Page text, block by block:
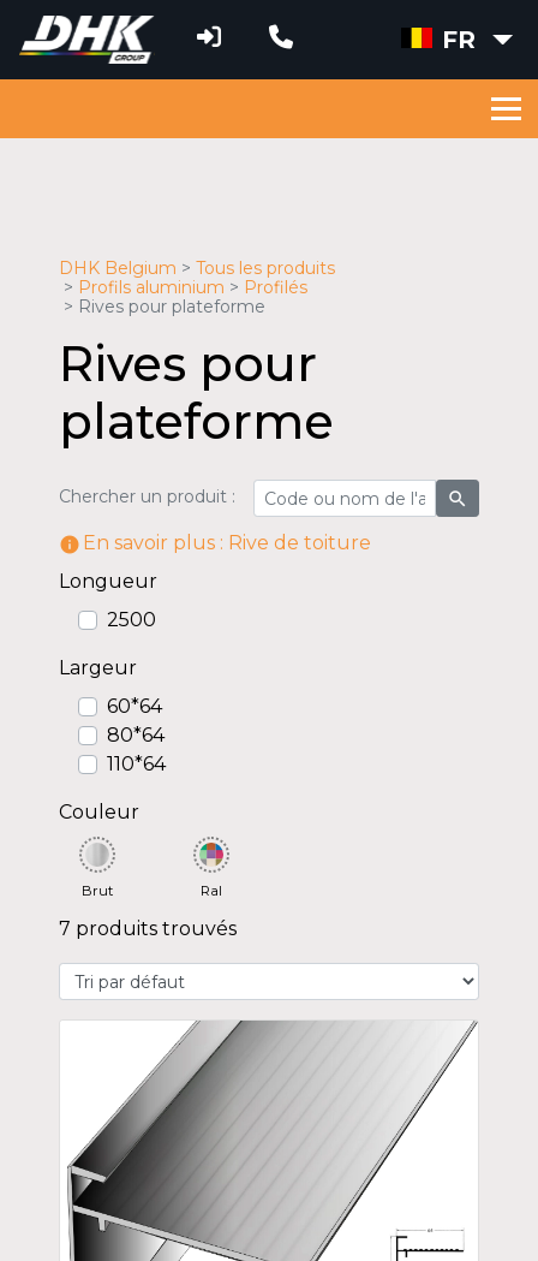
FR
DHK Belgium
Tous les produits
Profils aluminium
Profilés
Rives pour plateforme
Rives pour
plateforme
Chercher un produit : search
information_outline
En savoir plus : Rive de toiture
Longueur
2500
Largeur
60*64
80*64
110*64
Couleur
Brut Ral
7 produits trouvés